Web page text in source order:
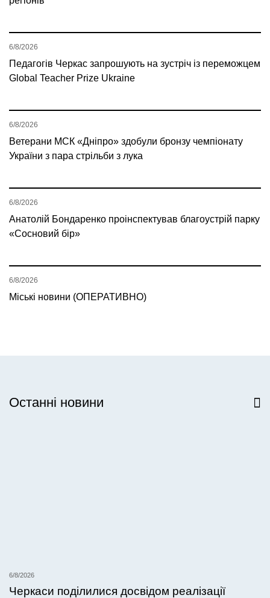
Педагогів Черкас запрошують на зустріч із переможцем
Global Teacher Prize Ukraine
6/8/2026
Ветерани МСК «Дніпро» здобули бронзу чемпіонату
України з пара стрільби з лука
6/8/2026
Анатолій Бондаренко проінспектував благоустрій парку
«Сосновий бір»
6/8/2026
Міські новини (ОПЕРАТИВНО)
6/8/2026
Останні новини
6/8/2026
Черкаси поділилися досвідом реалізації